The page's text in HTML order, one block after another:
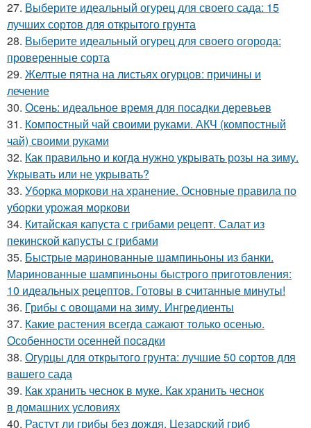
27. Выберите идеальный огурец для своего сада: 15
лучших сортов для открытого грунта
28. Выберите идеальный огурец для своего огорода:
проверенные сорта
29. Желтые пятна на листьях огурцов: причины и
лечение
30. Осень: идеальное время для посадки деревьев
31. Компостный чай своими руками. АКЧ (компостный
чай) своими руками
32. Как правильно и когда нужно укрывать розы на зиму.
Укрывать или не укрывать?
33. Уборка моркови на хранение. Основные правила по
уборки урожая моркови
34. Китайская капуста с грибами рецепт. Салат из
пекинской капусты с грибами
35. Быстрые маринованные шампиньоны из банки.
Маринованные шампиньоны быстрого приготовления:
10 идеальных рецептов. Готовы в считанные минуты!
36. Грибы с овощами на зиму. Ингредиенты
37. Какие растения всегда сажают только осенью.
Особенности осенней посадки
38. Огурцы для открытого грунта: лучшие 50 сортов для
вашего сада
39. Как хранить чеснок в муке. Как хранить чеснок
в домашних условиях
40. Растут ли грибы без дождя. Цезарский гриб